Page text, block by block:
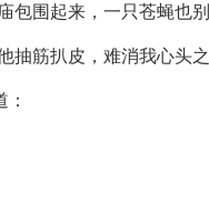
包围起来，一只苍蝇也
抽筋扒皮，难消我心头